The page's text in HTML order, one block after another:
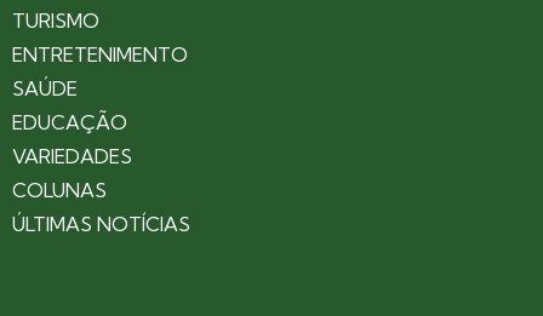
TURISMO
ENTRETENIMENTO
SAÚDE
EDUCAÇÃO
VARIEDADES
COLUNAS
ÚLTIMAS NOTÍCIAS